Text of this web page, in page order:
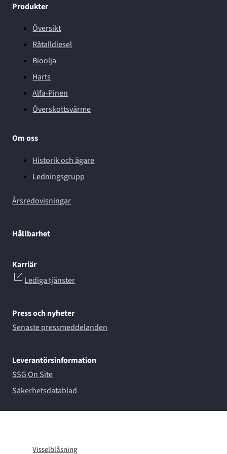
Produkter
Översikt
Råtalldiesel
Bioolja
Harts
Alfa-Pinen
Överskottsvärme
Om oss
Historik och ägare
Ledningsgrupp
Årsredovisningar
Hållbarhet
Karriär
Lediga tjänster
Press och nyheter
Senaste pressmeddelanden
Leverantörsinformation
SSG On Site
Säkerhetsdatablad
Visselblåsning